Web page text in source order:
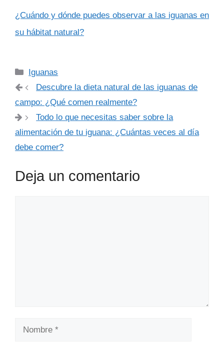
¿Cuándo y dónde puedes observar a las iguanas en
su hábitat natural?
Categorías
Iguanas
Descubre la dieta natural de las iguanas de
campo: ¿Qué comen realmente?
Todo lo que necesitas saber sobre la
alimentación de tu iguana: ¿Cuántas veces al día
debe comer?
Deja un comentario
Nombre